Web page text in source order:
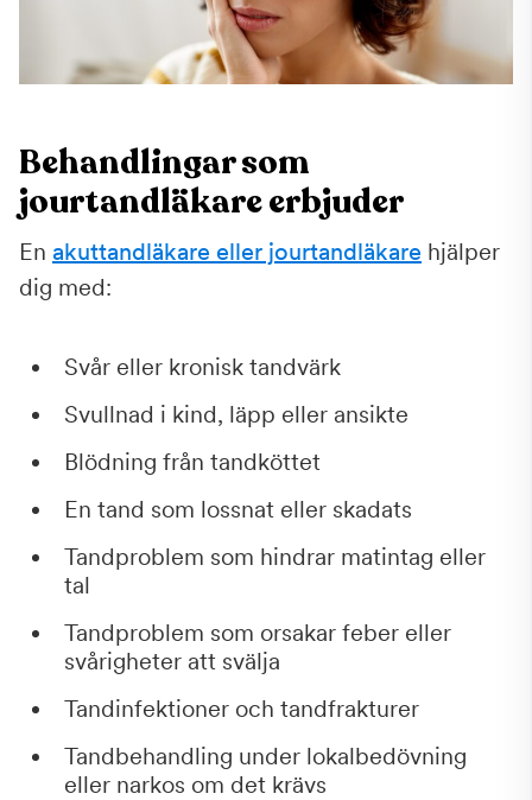
Behandlingar som
jourtandläkare erbjuder
En akuttandläkare eller jourtandläkare hjälper
dig med:
Svår eller kronisk tandvärk
Svullnad i kind, läpp eller ansikte
Blödning från tandköttet
En tand som lossnat eller skadats
Tandproblem som hindrar matintag eller
tal
Tandproblem som orsakar feber eller
svårigheter att svälja
Tandinfektioner och tandfrakturer
Tandbehandling under lokalbedövning
eller narkos om det krävs